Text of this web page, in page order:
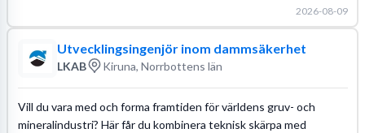
2026-08-09
Utvecklingsingenjör inom dammsäkerhet
LKAB Kiruna, Norrbottens län
Vill du vara med och forma framtiden för världens gruv- och
mineralindustri? Här får du kombinera teknisk skärpa med